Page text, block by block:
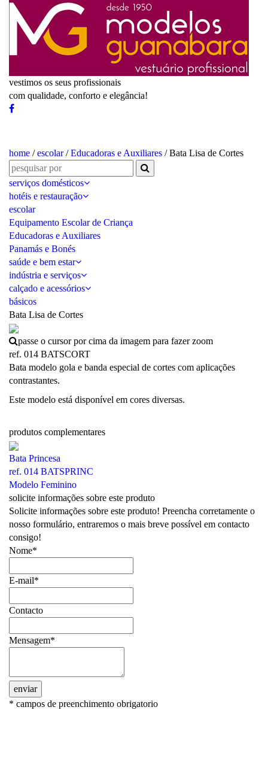
vestimos os seus profissionais
com qualidade, conforto e elegância!
home /escolar/Educadoras e Auxiliares / Bata Lisa de Cortes
serviços domésticos
hotéis e restauração
escolar
Equipamento Escolar de Criança
Educadoras e Auxiliares
Panamás e Bonés
saúde e bem estar
indústria e serviços
calçado e acessórios
básicos
Bata Lisa de Cortes
passe o cursor por cima da imagem para fazer zoom
ref. 014 BATSCORT
Bata modelo gola e banda especial de cortes com aplicações
contrastantes.
Este modelo está disponível em cores diversas.
produtos complementares
Bata Princesa
ref. 014 BATSPRINC
Modelo Feminino
solicite informações sobre este produto
Solicite informações sobre este produto! Preencha corretamente o
nosso formulário, entraremos o mais breve possível em contacto
consigo!
Nome*
E-mail*
Contacto
Mensagem*
enviar
* campos de preenchimento obrigatorio